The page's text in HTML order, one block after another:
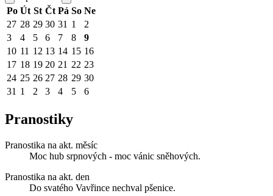
Po Út St Čt Pá So Ne
27 28 29 30 31 1
2
3
4 5 6 7 8
9
10 11 12 13 14 15 16
17 18 19 20 21 22 23
24 25 26 27 28 29 30
31 1 2 3 4 5 6
Pranostiky
Pranostika na akt. měsíc
Moc hub srpnových - moc vánic sněhových.
Pranostika na akt. den
Do svatého Vavřince nechval pšenice.